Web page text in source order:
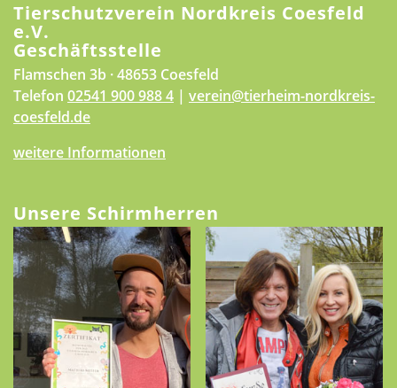
Tierschutzverein Nordkreis Coesfeld
e.V.
Geschäftsstelle
Flamschen 3b · 48653 Coesfeld
Telefon 02541 900 988 4 | verein@tierheim-nordkreis-
coesfeld.de
weitere Informationen
Unsere Schirmherren